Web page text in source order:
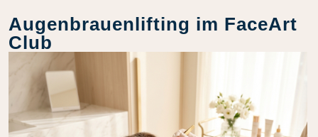
Augenbrauenlifting im FaceArt
Club